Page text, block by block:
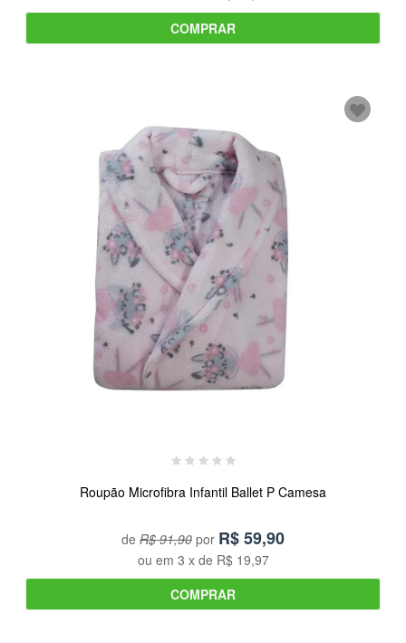
COMPRAR
Roupão Microfibra Infantil Ballet P Camesa
de R$ 91,90 por R$59,90
ou em 3 x de R$ 19,97
COMPRAR